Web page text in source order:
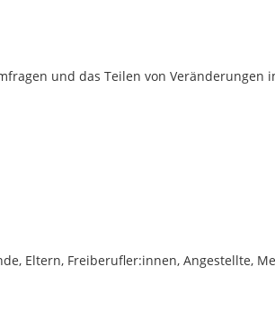
und das Teilen von Veränderungen
Eltern, Freiberufler:innen, Angestellte,